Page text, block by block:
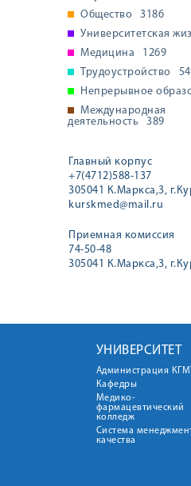
Общество
3186
Университетская
Медицина
1269
Трудоустройство
Непрерывное
Международная
деятельность
389
Главный корпус
+7(4712)588-137
305041 К.Маркса,3,
kurskmed@mail.ru
Приемная комиссия
74-50-48
305041 К.Маркса,3,
УНИВЕРСИТЕТ
Администрация
Кафедры
Медико-
фармацевтический
колледж
Система
качества